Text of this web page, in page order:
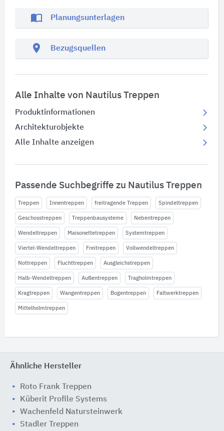
import_contacts Planungsunterlagen
location_on Bezugsquellen
Alle Inhalte von Nautilus Treppen
Produktinformationen
Architekturobjekte
Alle Inhalte anzeigen
Passende Suchbegriffe zu Nautilus Treppen
Treppen Innentreppen freitragende Treppen Spindeltreppen
Geschosstreppen Treppenbausysteme Nebentreppen
Wendeltreppen Maisonettetreppen Systemtreppen
Viertel-Wendeltreppen Freitreppen Vollwendeltreppen
Nottreppen Fluchttreppen Ausgleichstreppen
Halb-Wendeltreppen Außentreppen Tragholmtreppen
Kragtreppen Wangentreppen Bogentreppen Faltwerktreppen
Mittelholmtreppen
Ähnliche Hersteller
Roto Frank Treppen
Küberit Profile Systems
Wachenfeld Natursteinwerk
Stadler Treppen